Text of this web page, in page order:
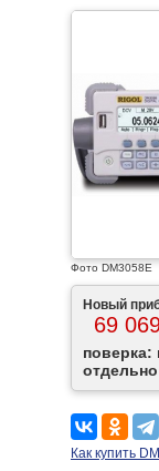
Фото DM3058E
Новый
69
поверка:
отдельно
Как купить